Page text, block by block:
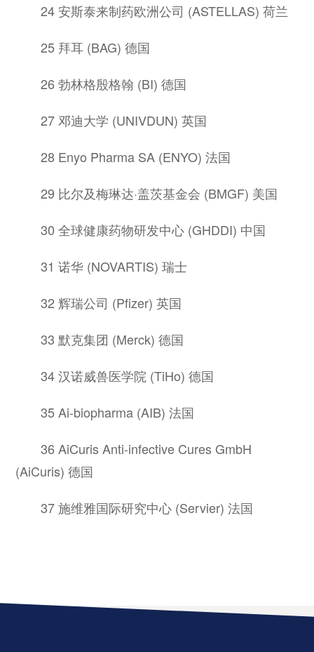
24 安斯泰来制药欧洲公司 (ASTELLAS) 荷兰
25 拜耳 (BAG) 德国
26 勃林格殷格翰 (BI) 德国
27 邓迪大学 (UNIVDUN) 英国
28 Enyo Pharma SA (ENYO) 法国
29 比尔及梅琳达·盖茨基金会 (BMGF) 美国
30 全球健康药物研发中心 (GHDDI) 中国
31 诺华 (NOVARTIS) 瑞士
32 辉瑞公司 (Pfizer) 英国
33 默克集团 (Merck) 德国
34 汉诺威兽医学院 (TiHo) 德国
35 Ai-biopharma (AIB) 法国
36 AiCuris Anti-infective Cures GmbH
(AiCuris) 德国
37 施维雅国际研究中心 (Servier) 法国